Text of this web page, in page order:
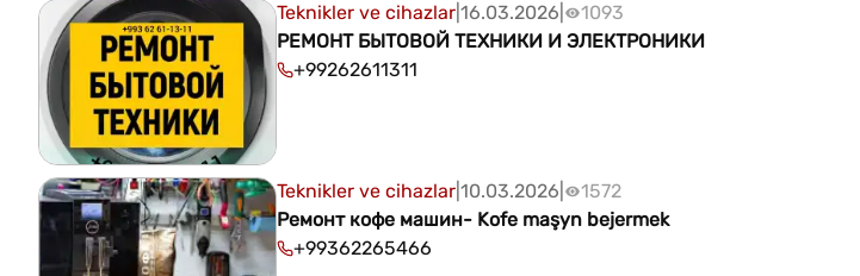
Teknikler ve cihazlar 16.03.2026
1093
РЕМОНТ БЫТОВОЙ ТЕХНИКИ И ЭЛЕКТРОНИКИ
+99262611311
Teknikler ve cihazlar 10.03.2026
1572
Ремонт кофе машин- Kofe maşyn bejermek
+99362265466